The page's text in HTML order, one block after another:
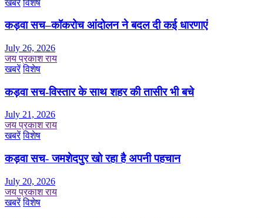
खबरें विशेष
कड़वा सच–कॉकरोच आंदोलन ने बदल दी कई धारणाएं
July 26, 2026
जय प्रकाश राय
खबरें विशेष
कड़वा सच-विस्तार के साथ शहर की तासीर भी बचे
July 21, 2026
जय प्रकाश राय
खबरें विशेष
कड़वा सच- जमशेदपुर खो रहा है अपनी पहचान
July 20, 2026
जय प्रकाश राय
खबरें विशेष